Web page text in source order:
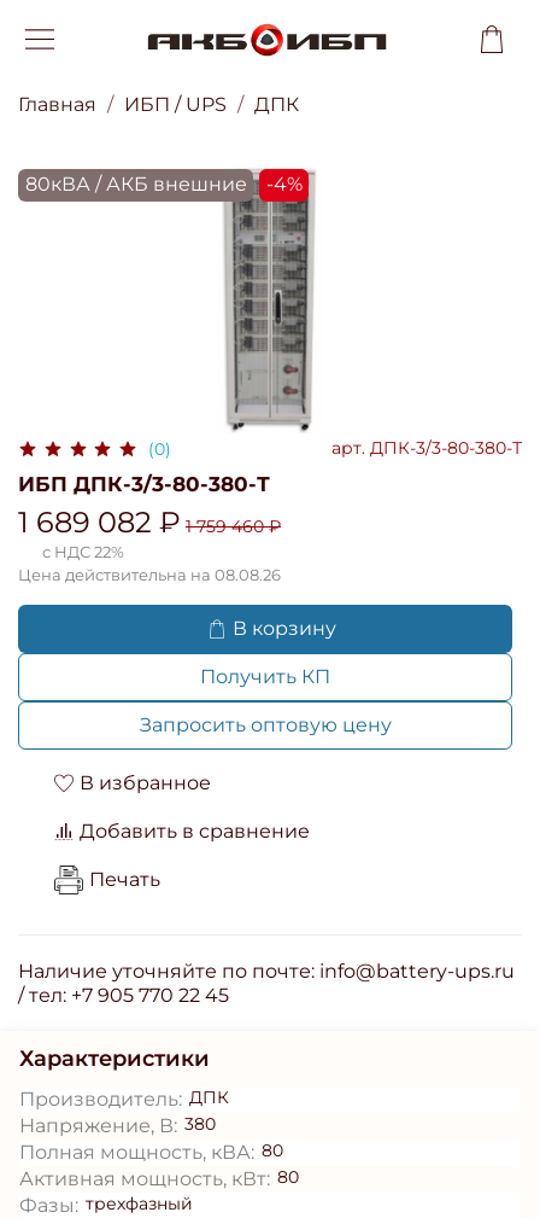
Главная ИБП / UPS ДПК
80кВА / АКБ внешние -4%
(0) арт. ДПК-3/3-80-380-Т
ИБП ДПК-3/3-80-380-Т
1 689 082 ₽ 1 759 460 ₽
с НДС 22%
Цена действительна на 08.08.26
В корзину
Получить КП
Запросить оптовую цену
В избранное
Добавить в сравнение
Печать
Наличие уточняйте по почте: info@battery-ups.ru
/ тел: +7 905 770 22 45
Характеристики
Производитель: ДПК
Напряжение, В: 380
Полная мощность, кВА: 80
Активная мощность, кВт: 80
Фазы: трехфазный